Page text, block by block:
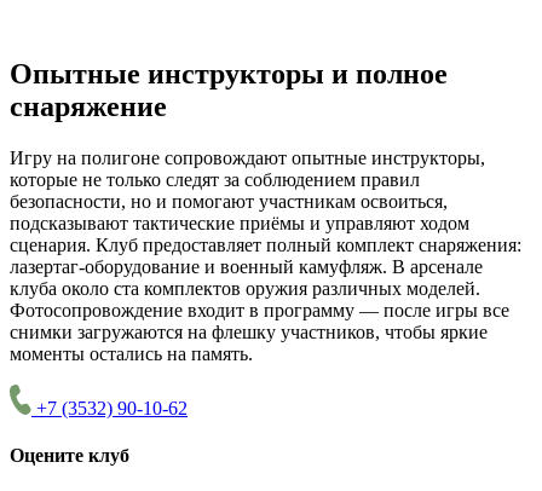
Опытные инструкторы и полное
снаряжение
Игру на полигоне сопровождают опытные инструкторы,
которые не только следят за соблюдением правил
безопасности, но и помогают участникам освоиться,
подсказывают тактические приёмы и управляют ходом
сценария. Клуб предоставляет полный комплект снаряжения:
лазертаг-оборудование и военный камуфляж. В арсенале
клуба около ста комплектов оружия различных моделей.
Фотосопровождение входит в программу — после игры все
снимки загружаются на флешку участников, чтобы яркие
моменты остались на память.
+7 (3532) 90-10-62
Оцените клуб